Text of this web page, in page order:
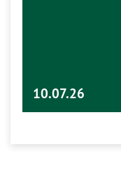
10.07.26